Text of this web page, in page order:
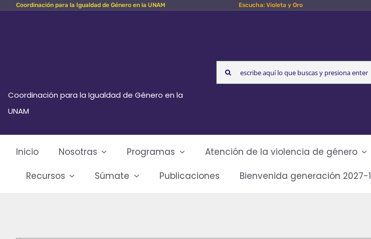
Skip Coordinación para la Igualdad de Género en la UNAM Escucha: Violeta y Oro
Coordinación para la Igualdad de Género en la
UNAM
Search
for:
Inicio Nosotras Programas Atención de la violencia de género
Recursos
Súmate Publicaciones Bienvenida generación 2027-1